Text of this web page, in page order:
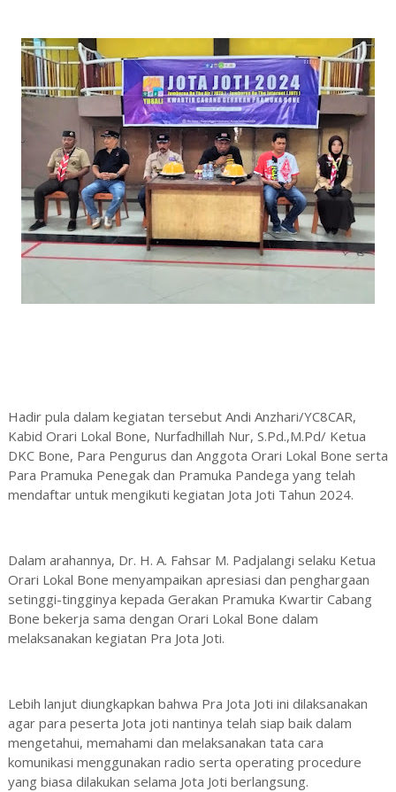
Hadir pula dalam kegiatan tersebut Andi Anzhari/YC8CAR,
Kabid Orari Lokal Bone, Nurfadhillah Nur, S.Pd.,M.Pd/ Ketua
DKC Bone, Para Pengurus dan Anggota Orari Lokal Bone serta
Para Pramuka Penegak dan Pramuka Pandega yang telah
mendaftar untuk mengikuti kegiatan Jota Joti Tahun 2024.
Dalam arahannya, Dr. H. A. Fahsar M. Padjalangi selaku Ketua
Orari Lokal Bone menyampaikan apresiasi dan penghargaan
setinggi-tingginya kepada Gerakan Pramuka Kwartir Cabang
Bone bekerja sama dengan Orari Lokal Bone dalam
melaksanakan kegiatan Pra Jota Joti.
Lebih lanjut diungkapkan bahwa Pra Jota Joti ini dilaksanakan
agar para peserta Jota joti nantinya telah siap baik dalam
mengetahui, memahami dan melaksanakan tata cara
komunikasi menggunakan radio serta operating procedure
yang biasa dilakukan selama Jota Joti berlangsung.